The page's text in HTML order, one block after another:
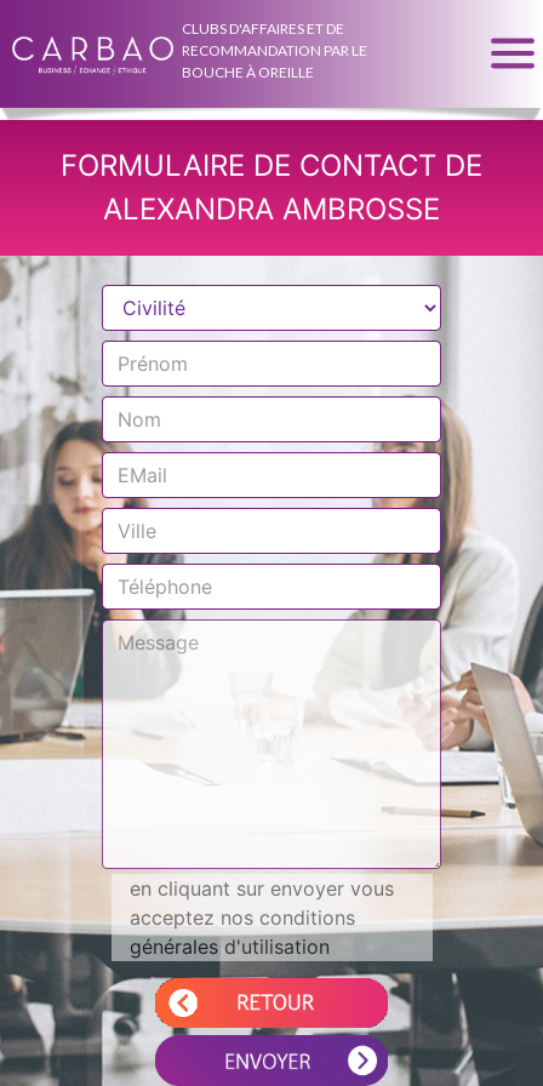
CLUBS D'AFFAIRES ET DE
RECOMMANDATION PAR LE
BOUCHE À OREILLE
FORMULAIRE DE CONTACT DE
ALEXANDRA AMBROSSE
en cliquant sur envoyer vous
acceptez nos conditions
générales d'utilisation